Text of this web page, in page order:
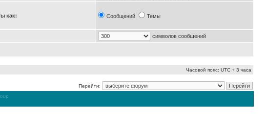
как: Сообщений Темы
символов сообщений
Часовой пояс: UTC + 3 часа
Перейти: